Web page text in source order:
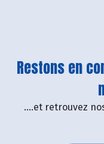
Restons en
....et retrouvez